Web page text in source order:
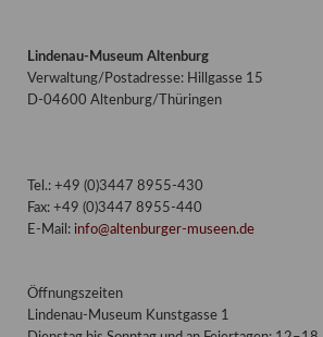
Lindenau-Museum Altenburg
Verwaltung/Postadresse: Hillgasse 15
D-04600 Altenburg/Thüringen
Tel.: +49 (0)3447 8955-430
Fax: +49 (0)3447 8955-440
E-Mail: info@altenburger-museen.de
Öffnungszeiten
Lindenau-Museum Kunstgasse 1